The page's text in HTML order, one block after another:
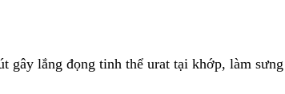
gây lắng đọng tinh thể urat tại khớp, làm